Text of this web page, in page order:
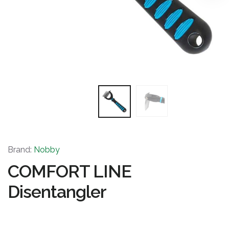
Brand: Nobby
COMFORT LINE
Disentangler